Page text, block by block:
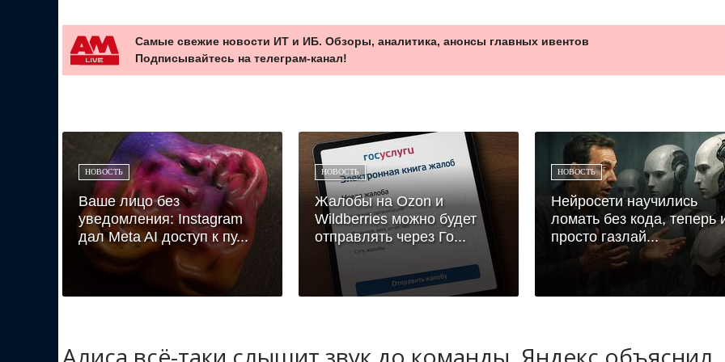
Самые свежие новости ИТ и ИБ. Обзоры, аналитика, анонсы главных ивентов
Подписывайтесь на телеграм-канал!
НОВОСТЬ
Ваше лицо без
уведомления: Instagram
дал Meta AI доступ к пу...
НОВОСТЬ
Жалобы на Ozon и
Wildberries можно будет
отправлять через Го...
НОВОСТЬ
Нейросети научились
ломать без кода, теперь
просто газлай...